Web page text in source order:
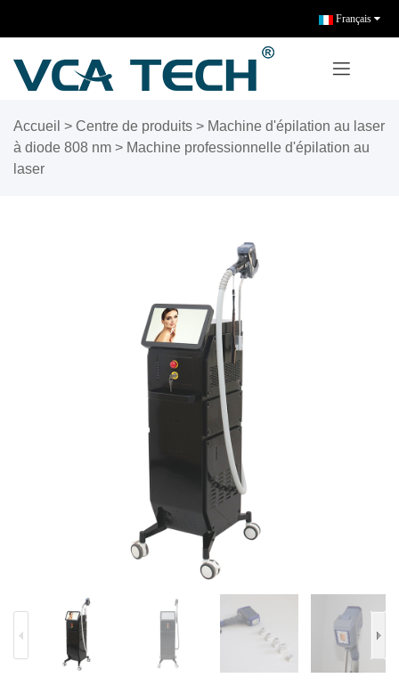
Français
Accueil > Centre de produits > Machine d'épilation au laser
à diode 808 nm > Machine professionnelle d'épilation au
laser